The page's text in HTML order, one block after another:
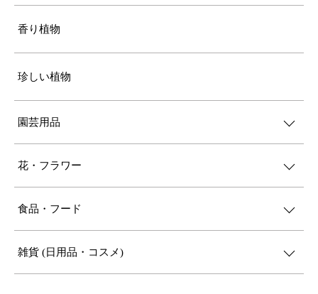
香り植物
珍しい植物
園芸用品
花・フラワー
食品・フード
雑貨 (日用品・コスメ)